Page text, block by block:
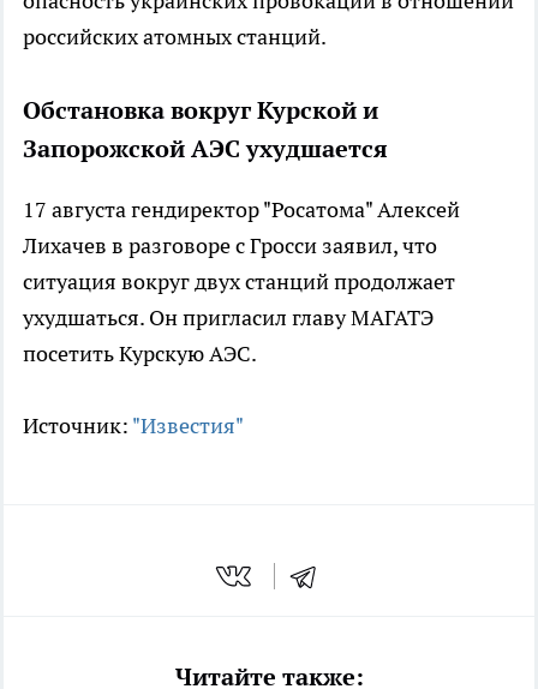
российских атомных станций.
Обстановка вокруг Курской и
Запорожской АЭС ухудшается
17 августа гендиректор "Росатома" Алексей
Лихачев в разговоре с Гросси заявил, что
ситуация вокруг двух станций продолжает
ухудшаться. Он пригласил главу МАГАТЭ
посетить Курскую АЭС.
Источник: "Известия"
Читайте также: